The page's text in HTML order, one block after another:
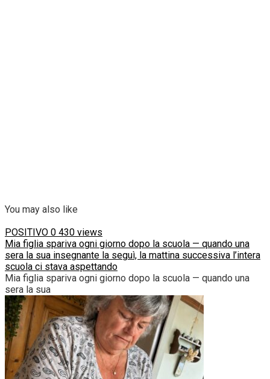
You may also like
POSITIVO 0 430 views
Mia figlia spariva ogni giorno dopo la scuola — quando una
sera la sua insegnante la seguì, la mattina successiva l’intera
scuola ci stava aspettando
Mia figlia spariva ogni giorno dopo la scuola — quando una
sera la sua